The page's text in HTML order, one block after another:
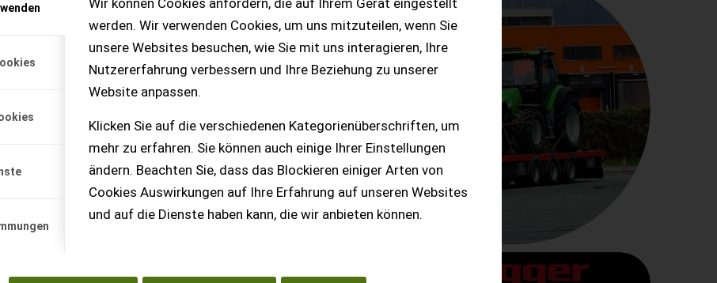
Wir können Cookies anfordern, die auf Ihrem Gerät eingestellt
werden. Wir verwenden Cookies, um uns mitzuteilen, wenn Sie
unsere Websites besuchen, wie Sie mit uns interagieren, Ihre
Nutzererfahrung verbessern und Ihre Beziehung zu unserer
Website anpassen.
Klicken Sie auf die verschiedenen Kategorienüberschriften, um
mehr zu erfahren. Sie können auch einige Ihrer Einstellungen
ändern. Beachten Sie, dass das Blockieren einiger Arten von
Cookies Auswirkungen auf Ihre Erfahrung auf unseren Websites
und auf die Dienste haben kann, die wir anbieten können.
– KEINE